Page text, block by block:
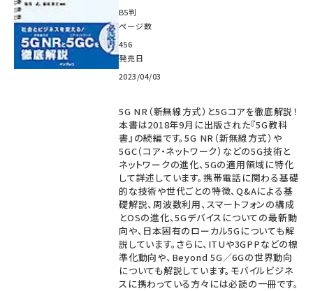
B5判
ページ数
456
発売日
2023/04/03
5G NR（新無線方式）と5Gコアを徹底解説！
本書は2018年9月に出版された『5G教科
書』の続編です。5G NR（新無線方式）や
5GC（コア・ネットワーク）などの5G技術と
ネットワークの進化、5Gの適用領域に特化
して詳述しています。携帯電話に関わる基礎
的な技術や世代ごとの特徴、Q&Aによる基
礎解説、周波数利用、スマートフォンの構成
とOSの進化、5Gデバイスについての最新動
向や、日本固有のローカル5Gについても解
説しています。さらに、ITUや3GPPなどの標
準化動向や、Beyond 5G／6Gの世界動向
についても解説しています。モバイルビジネ
スに携わっている方々には必読の一冊です。